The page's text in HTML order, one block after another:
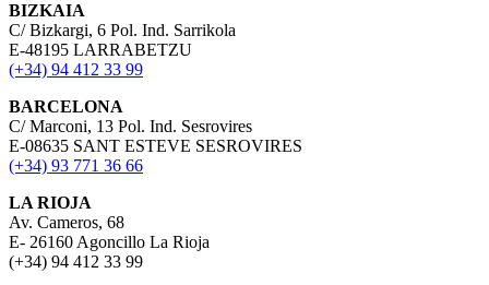
BIZKAIA
C/ Bizkargi, 6 Pol. Ind. Sarrikola
E-48195 LARRABETZU
(+34) 94 412 33 99
BARCELONA
C/ Marconi, 13 Pol. Ind. Sesrovires
E-08635 SANT ESTEVE SESROVIRES
(+34) 93 771 36 66
LA RIOJA
Av. Cameros, 68
E- 26160 Agoncillo La Rioja
(+34) 94 412 33 99